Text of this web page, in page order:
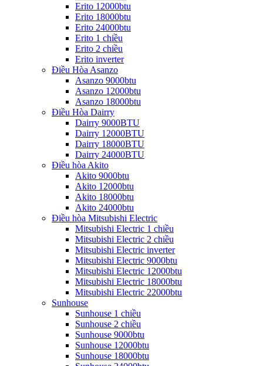
Erito 12000btu
Erito 18000btu
Erito 24000btu
Erito 1 chiều
Erito 2 chiều
Erito inverter
Điều Hòa Asanzo
Asanzo 9000btu
Asanzo 12000btu
Asanzo 18000btu
Điều Hòa Dairry
Dairry 9000BTU
Dairry 12000BTU
Dairry 18000BTU
Dairry 24000BTU
Điều hòa Akito
Akito 9000btu
Akito 12000btu
Akito 18000btu
Akito 24000btu
Điều hòa Mitsubishi Electric
Mitsubishi Electric 1 chiều
Mitsubishi Electric 2 chiều
Mitsubishi Electric inverter
Mitsubishi Electric 9000btu
Mitsubishi Electric 12000btu
Mitsubishi Electric 18000btu
Mitsubishi Electric 22000btu
Sunhouse
Sunhouse 1 chiều
Sunhouse 2 chiều
Sunhouse 9000btu
Sunhouse 12000btu
Sunhouse 18000btu